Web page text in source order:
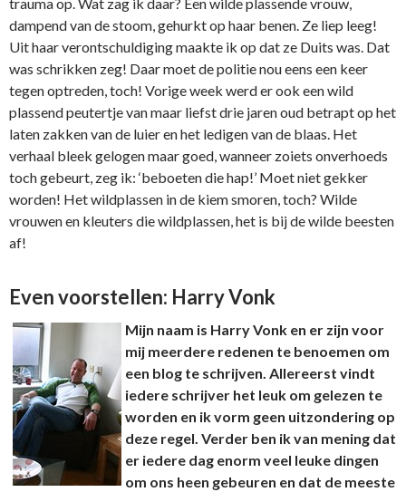
trauma op. Wat zag ik daar? Een wilde plassende vrouw,
dampend van de stoom, gehurkt op haar benen. Ze liep leeg!
Uit haar verontschuldiging maakte ik op dat ze Duits was. Dat
was schrikken zeg! Daar moet de politie nou eens een keer
tegen optreden, toch! Vorige week werd er ook een wild
plassend peutertje van maar liefst drie jaren oud betrapt op het
laten zakken van de luier en het ledigen van de blaas. Het
verhaal bleek gelogen maar goed, wanneer zoiets onverhoeds
toch gebeurt, zeg ik: ‘beboeten die hap!’ Moet niet gekker
worden! Het wildplassen in de kiem smoren, toch? Wilde
vrouwen en kleuters die wildplassen, het is bij de wilde beesten
af!
Even voorstellen: Harry Vonk
Mijn naam is Harry Vonk en er zijn voor
mij meerdere redenen te benoemen om
een blog te schrijven. Allereerst vindt
iedere schrijver het leuk om gelezen te
worden en ik vorm geen uitzondering op
deze regel. Verder ben ik van mening dat
er iedere dag enorm veel leuke dingen
om ons heen gebeuren en dat de meeste